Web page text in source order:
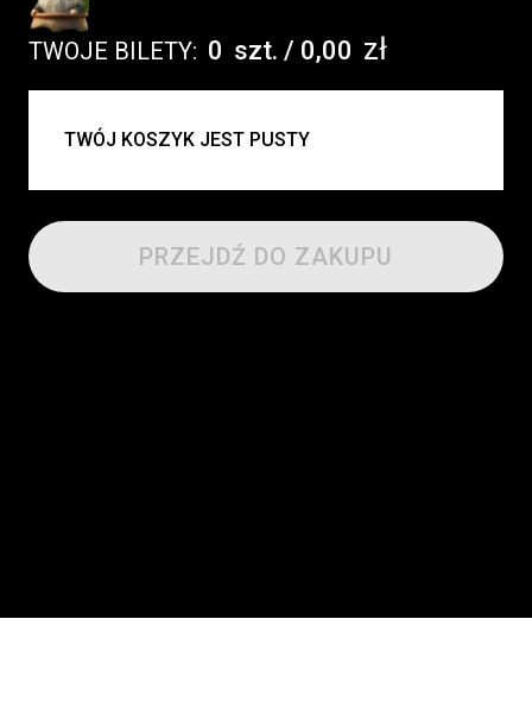
TWOJE BILETY: 0 szt. / 0,00 zł
UWAGA:
TWÓJ KOSZYK JEST PUSTY
PRZEJDŹ DO ZAKUPU